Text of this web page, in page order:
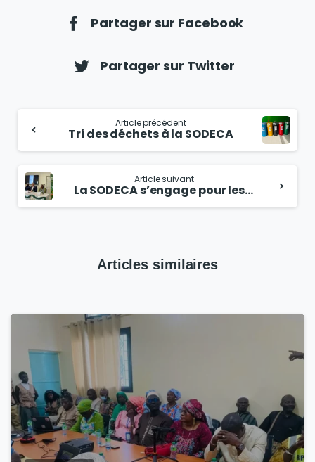
Partager sur Facebook
Partager sur Twitter
Article précédent
Tri des déchets à la SODECA
Article suivant
La SODECA s’engage pour les mères et les enfants de Diembéring
Articles similaires